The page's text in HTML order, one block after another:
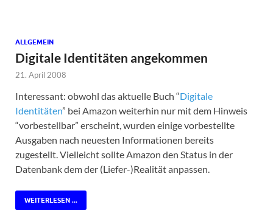
ALLGEMEIN
Digitale Identitäten angekommen
21. April 2008
Interessant: obwohl das aktuelle Buch “Digitale
Identitäten” bei Amazon weiterhin nur mit dem Hinweis
“vorbestellbar” erscheint, wurden einige vorbestellte
Ausgaben nach neuesten Informationen bereits
zugestellt. Vielleicht sollte Amazon den Status in der
Datenbank dem der (Liefer-)Realität anpassen.
WEITERLESEN ...